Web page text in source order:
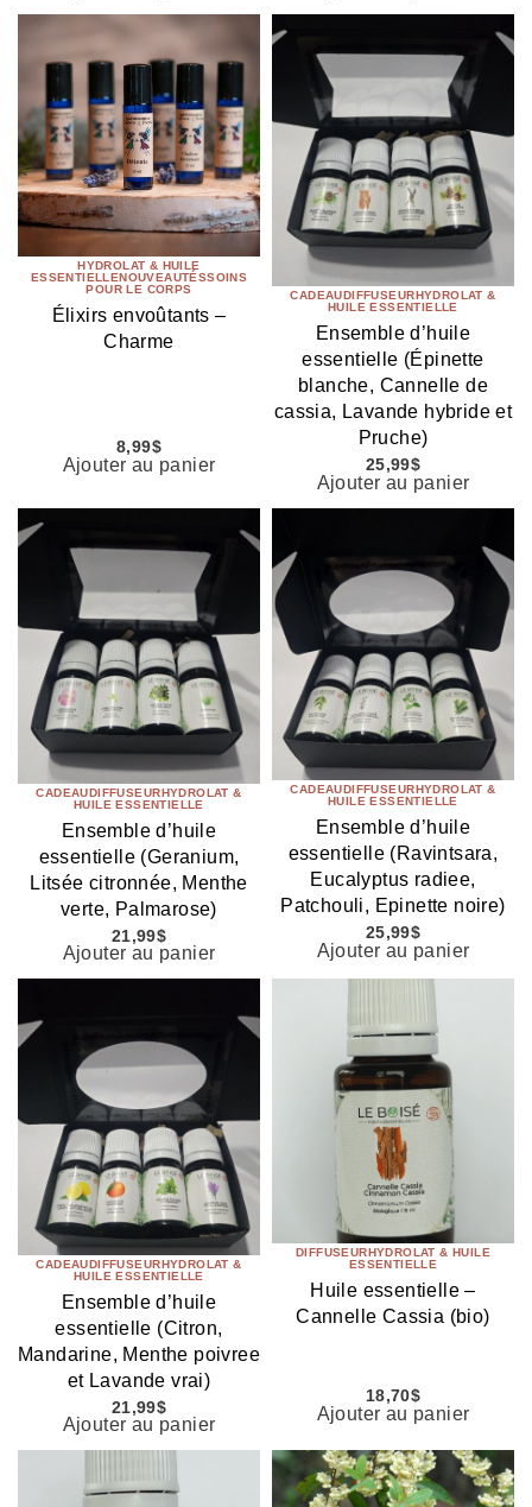
HYDROLAT & HUILE
ESSENTIELLENOUVEAUTÉSSOINS
POUR LE CORPS
Élixirs envoûtants –
Charme
8,99$
Ajouter au panier
CADEAU DIFFUSEUR HYDROLAT &
HUILE ESSENTIELLE
Ensemble d’huile
essentielle (Épinette
blanche, Cannelle de
cassia, Lavande hybride et
Pruche)
25,99$
Ajouter au panier
CADEAUDIFFUSEURHYDROLAT &
HUILE ESSENTIELLE
Ensemble d’huile
essentielle (Geranium,
Litsée citronnée, Menthe
verte, Palmarose)
21,99$
Ajouter au panier
CADEAU DIFFUSEUR HYDROLAT &
HUILE ESSENTIELLE
Ensemble d’huile
essentielle (Ravintsara,
Eucalyptus radiee,
Patchouli, Epinette noire)
25,99$
Ajouter au panier
CADEAUDIFFUSEURHYDROLAT &
HUILE ESSENTIELLE
Ensemble d’huile
essentielle (Citron,
Mandarine, Menthe poivree
et Lavande vrai)
21,99$
Ajouter au panier
DIFFUSEUR HYDROLAT & HUILE
ESSENTIELLE
Huile essentielle –
Cannelle Cassia (bio)
18,70$
Ajouter au panier